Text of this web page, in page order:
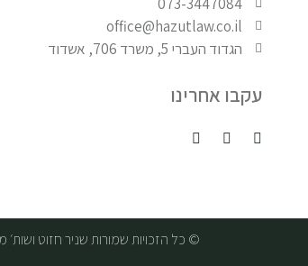
office@hazutlaw.co.il
הגדוד העברי 5, משרד 706, אשדוד
עקבו אחרינו
© כל הזכויות שמורות שניר חזוט ושות׳